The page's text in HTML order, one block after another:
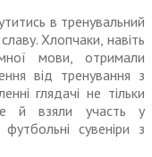
в тренувальний
Хлопчаки, навіть
мови, отримали
від тренування з
глядачі не тільки
й взяли участь у
сувеніри з